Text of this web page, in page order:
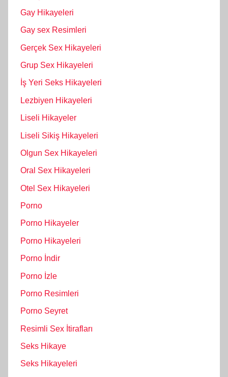
Gay Hikayeleri
Gay sex Resimleri
Gerçek Sex Hikayeleri
Grup Sex Hikayeleri
İş Yeri Seks Hikayeleri
Lezbiyen Hikayeleri
Liseli Hikayeler
Liseli Sikiş Hikayeleri
Olgun Sex Hikayeleri
Oral Sex Hikayeleri
Otel Sex Hikayeleri
Porno
Porno Hikayeler
Porno Hikayeleri
Porno İndir
Porno İzle
Porno Resimleri
Porno Seyret
Resimli Sex İtirafları
Seks Hikaye
Seks Hikayeleri